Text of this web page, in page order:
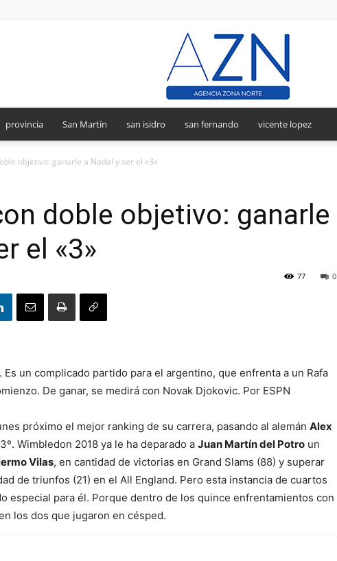
provincia San Martín san isidro san fernando vicente lopez
objetivo: ganarle a Nadal y ser el «3»
doble objetivo: ganarle
el «3»
0
77
Es un complicado partido para el argentino, que enfrenta a un Rafa
De ganar, se medirá con Novak Djokovic. Por ESPN
próximo el mejor ranking de su carrera, pasando al alemán Alex
Wimbledon 2018 ya le ha deparado a Juan Martín del Potro un
Vilas, en cantidad de victorias en Grand Slams (88) y superar
de triunfos (21) en el All England. Pero esta instancia de cuartos
especial para él. Porque dentro de los quince enfrentamientos con
los dos que jugaron en césped.